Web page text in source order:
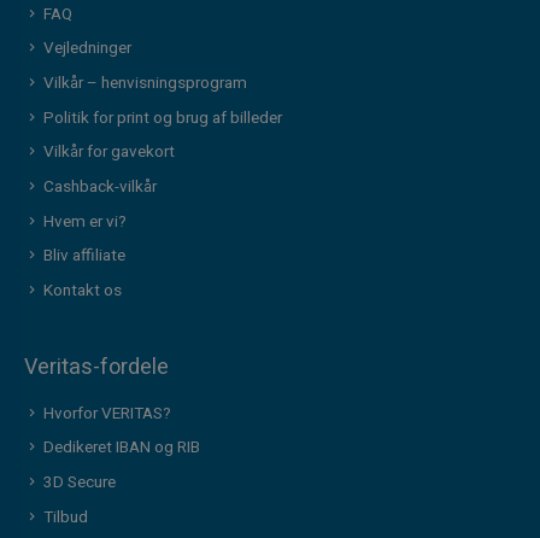
FAQ
Vejledninger
Vilkår – henvisningsprogram
Politik for print og brug af billeder
Vilkår for gavekort
Cashback-vilkår
Hvem er vi?
Bliv affiliate
Kontakt os
Veritas-fordele
Hvorfor VERITAS?
Dedikeret IBAN og RIB
3D Secure
Tilbud